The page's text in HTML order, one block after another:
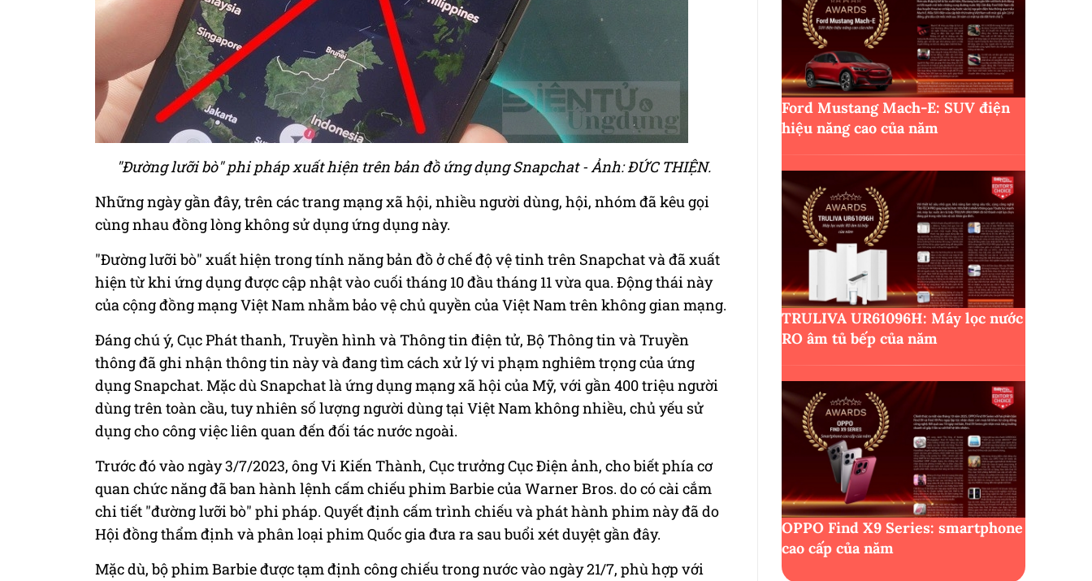
"Đường lưỡi bò" phi pháp xuất hiện trên bản đồ ứng dụng Snapchat - Ảnh: ĐỨC THIỆN.
Những ngày gần đây, trên các trang mạng xã hội, nhiều người dùng, hội, nhóm đã kêu gọi
cùng nhau đồng lòng không sử dụng ứng dụng này.
"Đường lưỡi bò" xuất hiện trong tính năng bản đồ ở chế độ vệ tinh trên Snapchat và đã xuất
hiện từ khi ứng dụng được cập nhật vào cuối tháng 10 đầu tháng 11 vừa qua. Động thái này
của cộng đồng mạng Việt Nam nhằm bảo vệ chủ quyền của Việt Nam trên không gian mạng.
Đáng chú ý, Cục Phát thanh, Truyền hình và Thông tin điện tử, Bộ Thông tin và Truyền
thông đã ghi nhận thông tin này và đang tìm cách xử lý vi phạm nghiêm trọng của ứng
dụng Snapchat. Mặc dù Snapchat là ứng dụng mạng xã hội của Mỹ, với gần 400 triệu người
dùng trên toàn cầu, tuy nhiên số lượng người dùng tại Việt Nam không nhiều, chủ yếu sử
dụng cho công việc liên quan đến đối tác nước ngoài.
Trước đó vào ngày 3/7/2023, ông Vi Kiến Thành, Cục trưởng Cục Điện ảnh, cho biết phía cơ
quan chức năng đã ban hành lệnh cấm chiếu phim Barbie của Warner Bros. do có cài cắm
chi tiết "đường lưỡi bò" phi pháp. Quyết định cấm trình chiếu và phát hành phim này đã do
Hội đồng thẩm định và phân loại phim Quốc gia đưa ra sau buổi xét duyệt gần đây.
Mặc dù, bộ phim Barbie được tạm định công chiếu trong nước vào ngày 21/7, phù hợp với
Ford Mustang Mach-E: SUV điện
hiệu năng cao của năm
TRULIVA UR61096H: Máy lọc nước
RO âm tủ bếp của năm
OPPO Find X9 Series: smartphone
cao cấp của năm